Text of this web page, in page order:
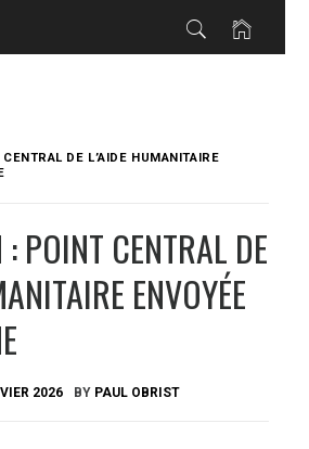
DE L’AIDE HUMANITAIRE
POINT CENTRAL DE
ENVOYÉE
2026 BY PAUL OBRIST